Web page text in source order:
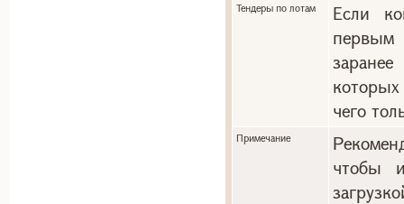
Тендеры по лотам
Если
первым
чего
Примечание
чтобы